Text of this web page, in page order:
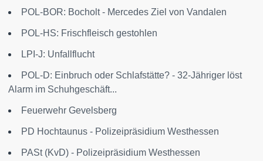
POL-BOR: Bocholt - Mercedes Ziel von Vandalen
POL-HS: Frischfleisch gestohlen
LPI-J: Unfallflucht
POL-D: Einbruch oder Schlafstätte? - 32-Jähriger löst
Alarm im Schuhgeschäft...
Feuerwehr Gevelsberg
PD Hochtaunus - Polizeipräsidium Westhessen
PASt (KvD) - Polizeipräsidium Westhessen